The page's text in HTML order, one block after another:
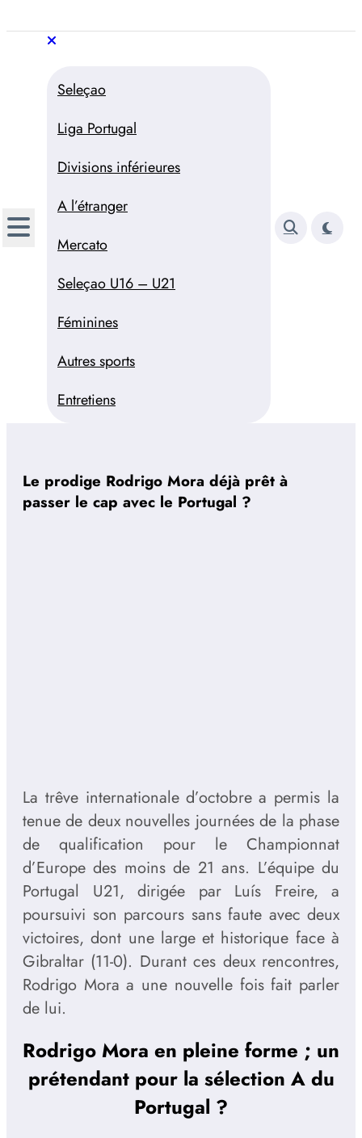
au
Trivela
L'actualité du football portugais
Seleçao
Liga Portugal
Divisions inférieures
A l’étranger
Mercato
Seleçao U16 – U21
Féminines
Autres sports
Entretiens
Le prodige Rodrigo Mora déjà prêt à
passer le cap avec le Portugal ?
La trêve internationale d’octobre a permis la
tenue de deux nouvelles journées de la phase
de qualification pour le Championnat
d’Europe des moins de 21 ans. L’équipe du
Portugal U21, dirigée par Luís Freire, a
poursuivi son parcours sans faute avec deux
victoires, dont une large et historique face à
Gibraltar (11-0). Durant ces deux rencontres,
Rodrigo Mora a une nouvelle fois fait parler
de lui.
Rodrigo Mora en pleine forme ; un
prétendant pour la sélection A du
Portugal ?